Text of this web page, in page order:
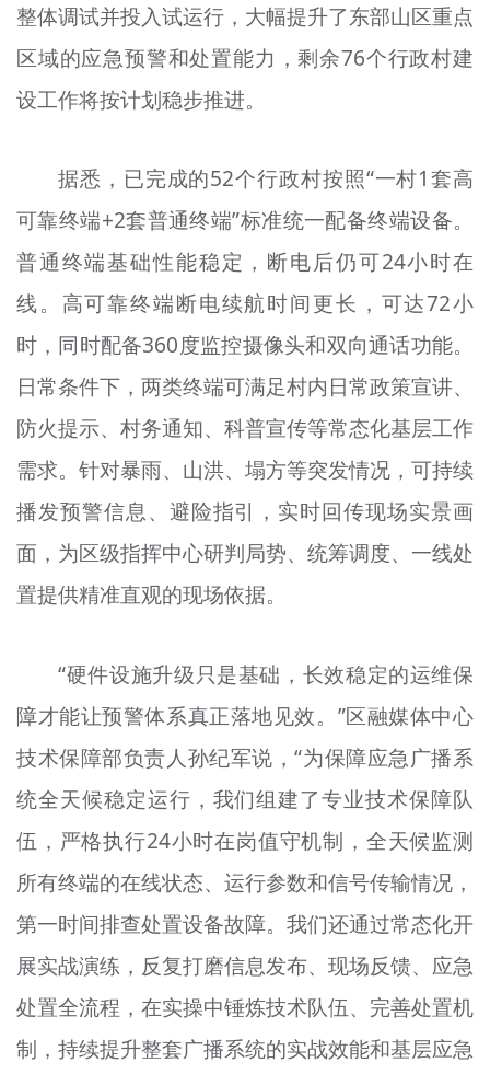
整体调试并投入试运行，大幅提升了东部山区重点
区域的应急预警和处置能力，剩余76个行政村建
设工作将按计划稳步推进。
据悉，已完成的52个行政村按照“一村1套高
可靠终端+2套普通终端”标准统一配备终端设备。
普通终端基础性能稳定，断电后仍可24小时在
线。高可靠终端断电续航时间更长，可达72小
时，同时配备360度监控摄像头和双向通话功能。
日常条件下，两类终端可满足村内日常政策宣讲、
防火提示、村务通知、科普宣传等常态化基层工作
需求。针对暴雨、山洪、塌方等突发情况，可持续
播发预警信息、避险指引，实时回传现场实景画
面，为区级指挥中心研判局势、统筹调度、一线处
置提供精准直观的现场依据。
“硬件设施升级只是基础，长效稳定的运维保
障才能让预警体系真正落地见效。”区融媒体中心
技术保障部负责人孙纪军说，“为保障应急广播系
统全天候稳定运行，我们组建了专业技术保障队
伍，严格执行24小时在岗值守机制，全天候监测
所有终端的在线状态、运行参数和信号传输情况，
第一时间排查处置设备故障。我们还通过常态化开
展实战演练，反复打磨信息发布、现场反馈、应急
处置全流程，在实操中锤炼技术队伍、完善处置机
制，持续提升整套广播系统的实战效能和基层应急